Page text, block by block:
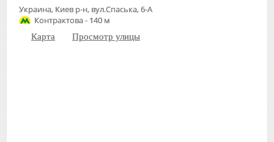
Украина, Киев р-н, вул.Спаська, 6-А
Контрактова - 140 м
Карта Просмотр улицы